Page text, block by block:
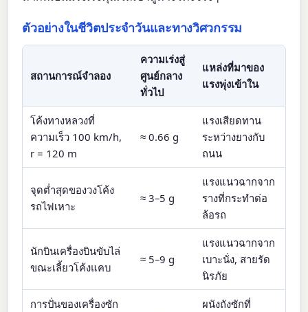
ตัวอย่างในชีวิตประจำวันและทางวิศวกรรม
สถานการณ์จำลอง
ความเร่งสู่
ศูนย์กลาง
ทั่วไป
แหล่งที่มาของ
แรงพุ่งเข้าใน
โค้งทางหลวงที่
ความเร็ว 100 km/h,
r = 120 m
≈ 0.66 g
แรงเสียดทาน
ระหว่างยางกับ
ถนน
จุดต่ำสุดของวงโค้ง
รถไฟเหาะ
≈ 3–5 g
แรงแนวฉากจาก
รางที่กระทำต่อ
ล้อรถ
นักบินเครื่องบินขับไล่
ขณะเลี้ยวโค้งแคบ
≈ 5–9 g
แรงแนวฉากจาก
เบาะนั่ง, สายรัด
นิรภัย
การปั่นของเครื่องซัก
ผนังถังซักที่